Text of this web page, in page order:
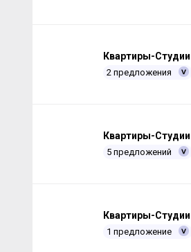
Квартиры-Студии
2 предложения
Квартиры-Студии
5 предложений
Квартиры-Студии
1 предложение